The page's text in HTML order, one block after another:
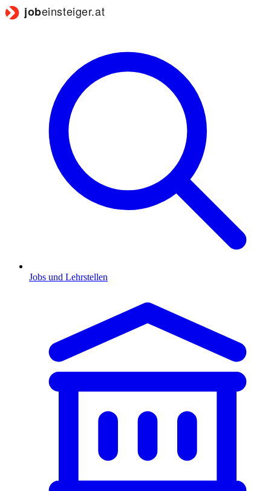
Jobs und Lehrstellen